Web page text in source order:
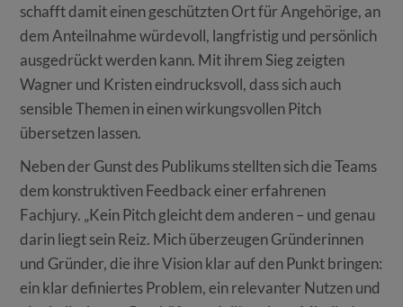
schafft damit einen geschützten Ort für Angehörige, an
dem Anteilnahme würdevoll, langfristig und persönlich
ausgedrückt werden kann. Mit ihrem Sieg zeigten
Wagner und Kristen eindrucksvoll, dass sich auch
sensible Themen in einen wirkungsvollen Pitch
übersetzen lassen.
Neben der Gunst des Publikums stellten sich die Teams
dem konstruktiven Feedback einer erfahrenen
Fachjury. „Kein Pitch gleicht dem anderen – und genau
darin liegt sein Reiz. Mich überzeugen Gründerinnen
und Gründer, die ihre Vision klar auf den Punkt bringen:
ein klar definiertes Problem, ein relevanter Nutzen und